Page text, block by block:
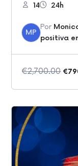
14 24h
MP
Por
positiva
€2,700.00 O
€